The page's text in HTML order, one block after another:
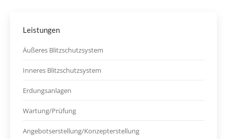
Leistungen
Äußeres Blitzschutzsystem
Inneres Blitzschutzsystem
Erdungsanlagen
Wartung/Prüfung
Angebotserstellung/Konzepterstellung